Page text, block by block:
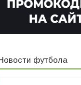
футбола